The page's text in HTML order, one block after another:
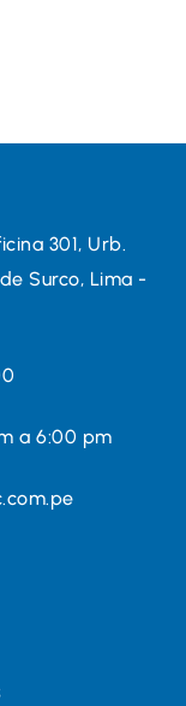
301, Urb.
Surco, Lima -
a 6:00 pm